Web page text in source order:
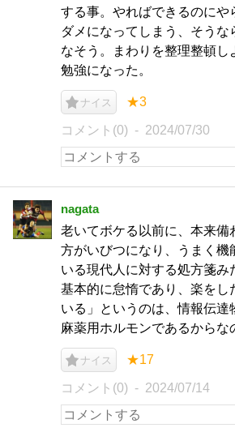
する事。やればできるのにや
ダメになってしまう、そうな
なそう。まわりを整理整頓し
勉強になった。
ナイス ★3
コメント(0) 2024/07/30
nagata
老いてボケる以前に、本来備
方がいびつになり、うまく機
いる現代人に対する処方箋み
基本的に怠惰であり、楽をし
いる」というのは、情報伝達
麻薬用ホルモンであるからな
ナイス ★17
コメント(0) 2024/07/14